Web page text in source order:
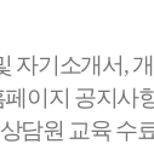
자기소개서,
페이지 공지사
담원 교육 수